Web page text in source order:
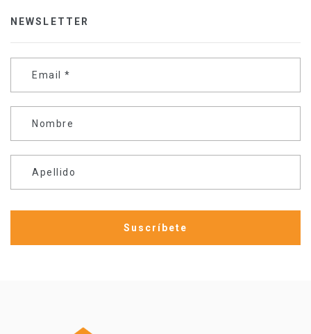
NEWSLETTER
Email *
Nombre
Apellido